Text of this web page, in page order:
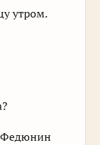
утром.
Федюнин